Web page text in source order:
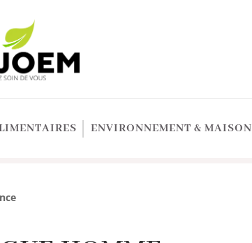
ENVIRONNEMENT & MAISON